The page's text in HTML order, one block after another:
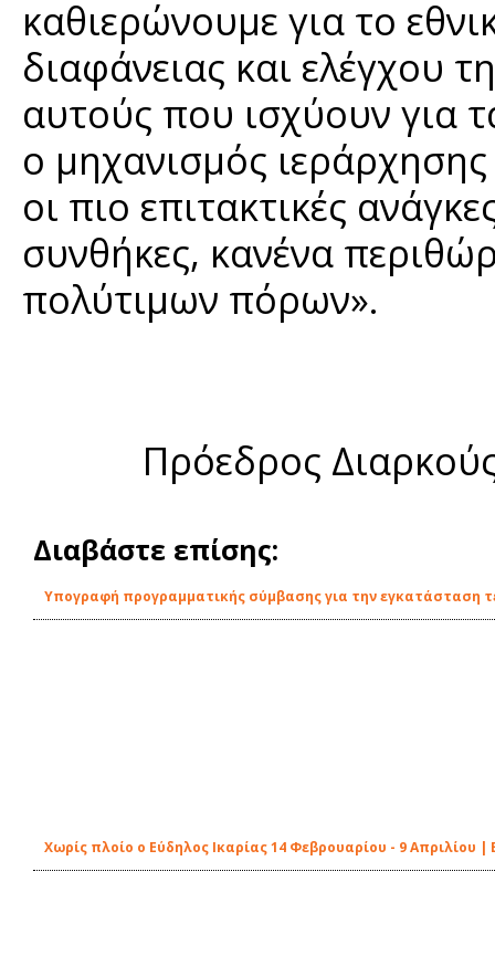
καθιερώνουμε για το
διαφάνειας και ελέγχου
αυτούς που ισχύουν για
ο μηχανισμός
οι πιo επιτακτικές
συνθήκες, κανένα
πολύτιμων πόρων».
Πρόεδρος
Διαβάστε επίσης:
Υπογραφή προγραμματικής σύμβασης για την εγκατάσταση
Χωρίς πλοίο ο Εύδηλος Ικαρίας 14 Φεβρουαρίου - 9 Απριλίου